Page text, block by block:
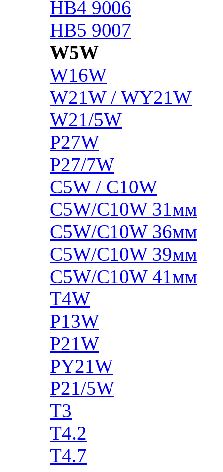
HB4 9006
HB5 9007
W5W
W16W
W21W / WY21W
W21/5W
P27W
P27/7W
C5W / C10W
C5W/C10W 31мм
C5W/C10W 36мм
C5W/C10W 39мм
C5W/C10W 41мм
T4W
P13W
P21W
PY21W
P21/5W
T3
T4.2
T4.7